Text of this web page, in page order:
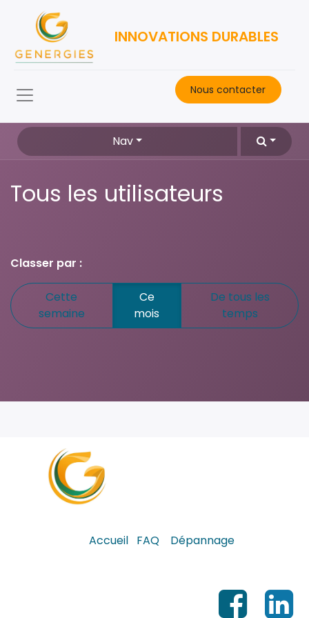
INNOVATIONS DURABLES
Nous contacter​
Nav
Tous les utilisateurs
Classer par :
Cette
semaine
Ce
mois
De tous les
temps
Accueil FAQ Dépannage